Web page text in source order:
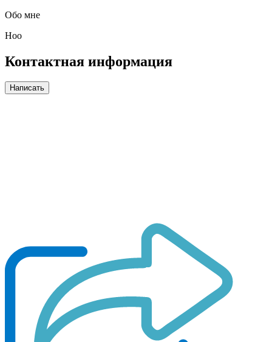
Обо мне
Hoo
Контактная информация
Написать